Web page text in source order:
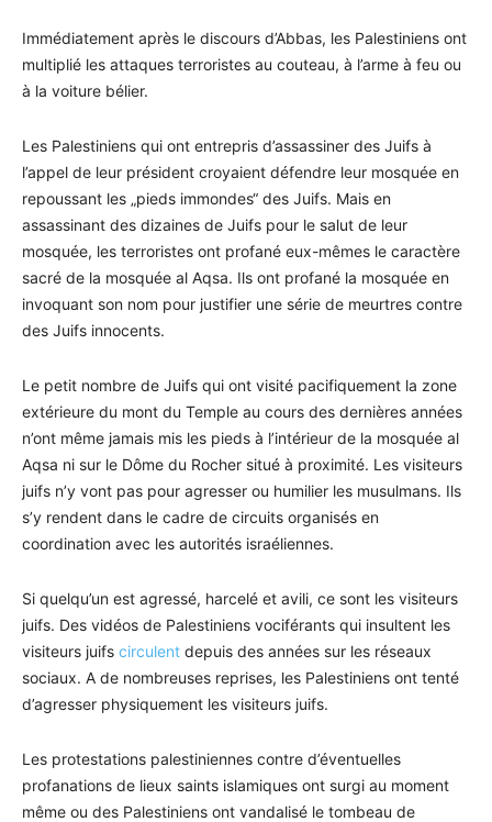
Immédiatement après le discours d’Abbas, les Palestiniens ont
multiplié les attaques terroristes au couteau, à l’arme à feu ou
à la voiture bélier.
Les Palestiniens qui ont entrepris d’assassiner des Juifs à
l’appel de leur président croyaient défendre leur mosquée en
repoussant les „pieds immondes“ des Juifs. Mais en
assassinant des dizaines de Juifs pour le salut de leur
mosquée, les terroristes ont profané eux-mêmes le caractère
sacré de la mosquée al Aqsa. Ils ont profané la mosquée en
invoquant son nom pour justifier une série de meurtres contre
des Juifs innocents.
Le petit nombre de Juifs qui ont visité pacifiquement la zone
extérieure du mont du Temple au cours des dernières années
n’ont même jamais mis les pieds à l’intérieur de la mosquée al
Aqsa ni sur le Dôme du Rocher situé à proximité. Les visiteurs
juifs n’y vont pas pour agresser ou humilier les musulmans. Ils
s’y rendent dans le cadre de circuits organisés en
coordination avec les autorités israéliennes.
Si quelqu’un est agressé, harcelé et avili, ce sont les visiteurs
juifs. Des vidéos de Palestiniens vociférants qui insultent les
visiteurs juifs circulent depuis des années sur les réseaux
sociaux. A de nombreuses reprises, les Palestiniens ont tenté
d’agresser physiquement les visiteurs juifs.
Les protestations palestiniennes contre d’éventuelles
profanations de lieux saints islamiques ont surgi au moment
même ou des Palestiniens ont vandalisé le tombeau de